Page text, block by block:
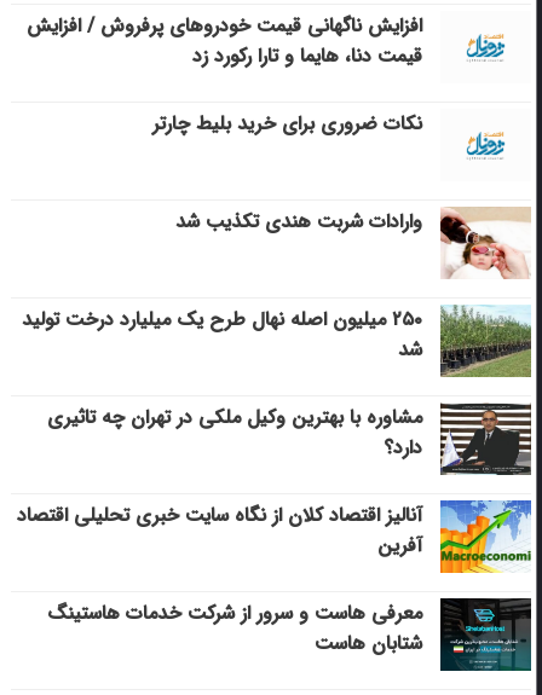
افزایش ناگهانی قیمت خودروهای پرفروش / افزایش
قیمت دنا، هایما و تارا رکورد زد
نکات ضروری برای خرید بلیط چارتر
وارادات شربت هندی تکذیب شد
۲۵۰ میلیون اصله نهال طرح یک میلیارد درخت تولید
شد
مشاوره با بهترین وکیل ملکی در تهران چه تاثیری
دارد؟
آنالیز اقتصاد کلان از نگاه سایت خبری تحلیلی اقتصاد
آفرین
معرفی هاست و سرور از شرکت خدمات هاستینگ
شتابان هاست